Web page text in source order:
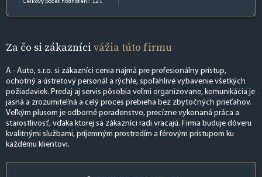
Za čo si zákazníci vážia túto firmu
A - Auto, s.r.o. si zákazníci cenia najmä pre profesionálny prístup,
ochotný a ústretový personál a rýchle, spoľahlivé vybavenie všetkých
požiadaviek. Predaj aj servis pôsobia veľmi organizovane, komunikácia je
jasná a zrozumiteľná a celý proces prebieha bez zbytočných prieťahov.
Veľkým plusom je odborné poradenstvo, precízne vykonaná práca a
starostlivosť, vďaka ktorej sa zákazníci radi vracajú. Firma buduje dôveru
kvalitnými službami, príjemným prostredím a férovým prístupom ku
každému klientovi.